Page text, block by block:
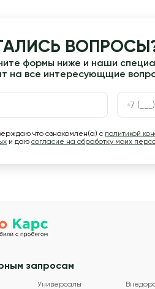
формы ниже и наши
на все интересующщие
что ознакомлен(а) с политикой
и даю согласие на обработку моих
запросам
Универсалы